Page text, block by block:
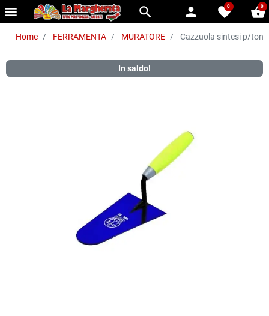
menu search person favorite
0 shopping_basket
0
Home FERRAMENTA MURATORE Cazzuola sintesi p/
In saldo!